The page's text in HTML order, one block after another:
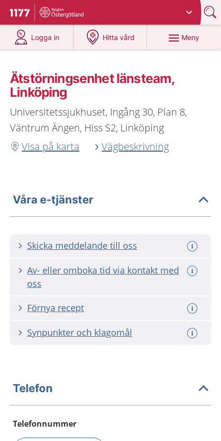
Till startsidan för 1177
Du har valt region
Logga in
på 1177.se
Hitta vård
på 1177.se
Meny
Ätstörningsenhet länsteam,
Linköping
Universitetssjukhuset, Ingång 30, Plan 8,
Väntrum Ängen, Hiss S2, Linköping
Visa på karta
Vägbeskrivning
Våra e-tjänster
Skicka meddelande till oss
Av- eller omboka tid via kontakt med
oss
Förnya recept
Synpunkter och klagomål
Telefon
Telefonnummer